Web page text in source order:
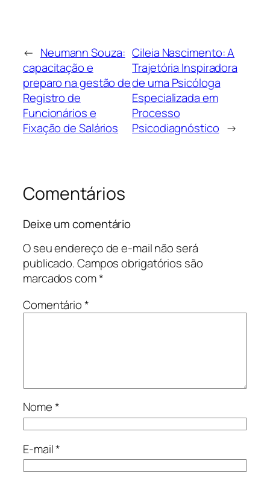
← Neumann Souza:
capacitação e
preparo na gestão de
Registro de
Funcionários e
Fixação de Salários
Cileia Nascimento: A
Trajetória Inspiradora
de uma Psicóloga
Especializada em
Processo
Psicodiagnóstico →
Comentários
Deixe um comentário
O seu endereço de e-mail não será
publicado.Campos obrigatórios são
marcados com*
Comentário*
Nome*
E-mail*